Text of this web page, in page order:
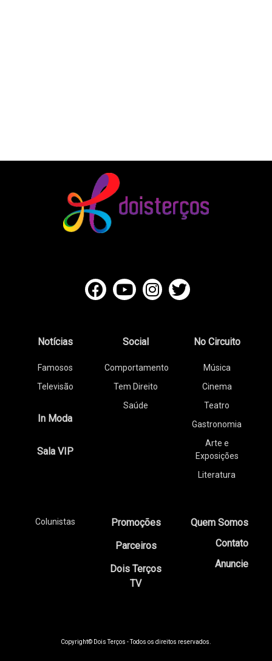
Notícias
Famosos
Televisão
In Moda
Sala VIP
Social
Comportamento
Tem Direito
Saúde
No Circuito
Música
Cinema
Teatro
Gastronomia
Arte e
Exposições
Literatura
Colunistas
Promoções
Parceiros
Dois Terços
TV
Quem Somos
Contato
Anuncie
Copyright© Dois Terços - Todos os direitos reservados.